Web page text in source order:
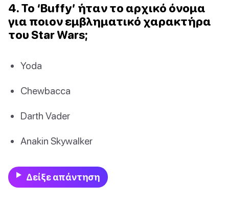
4. Το ‘Buffy’ ήταν το αρχικό όνομα
για ποιον εμβληματικό χαρακτήρα
του Star Wars;
Yoda
Chewbacca
Darth Vader
Anakin Skywalker
Δείξε απάντηση